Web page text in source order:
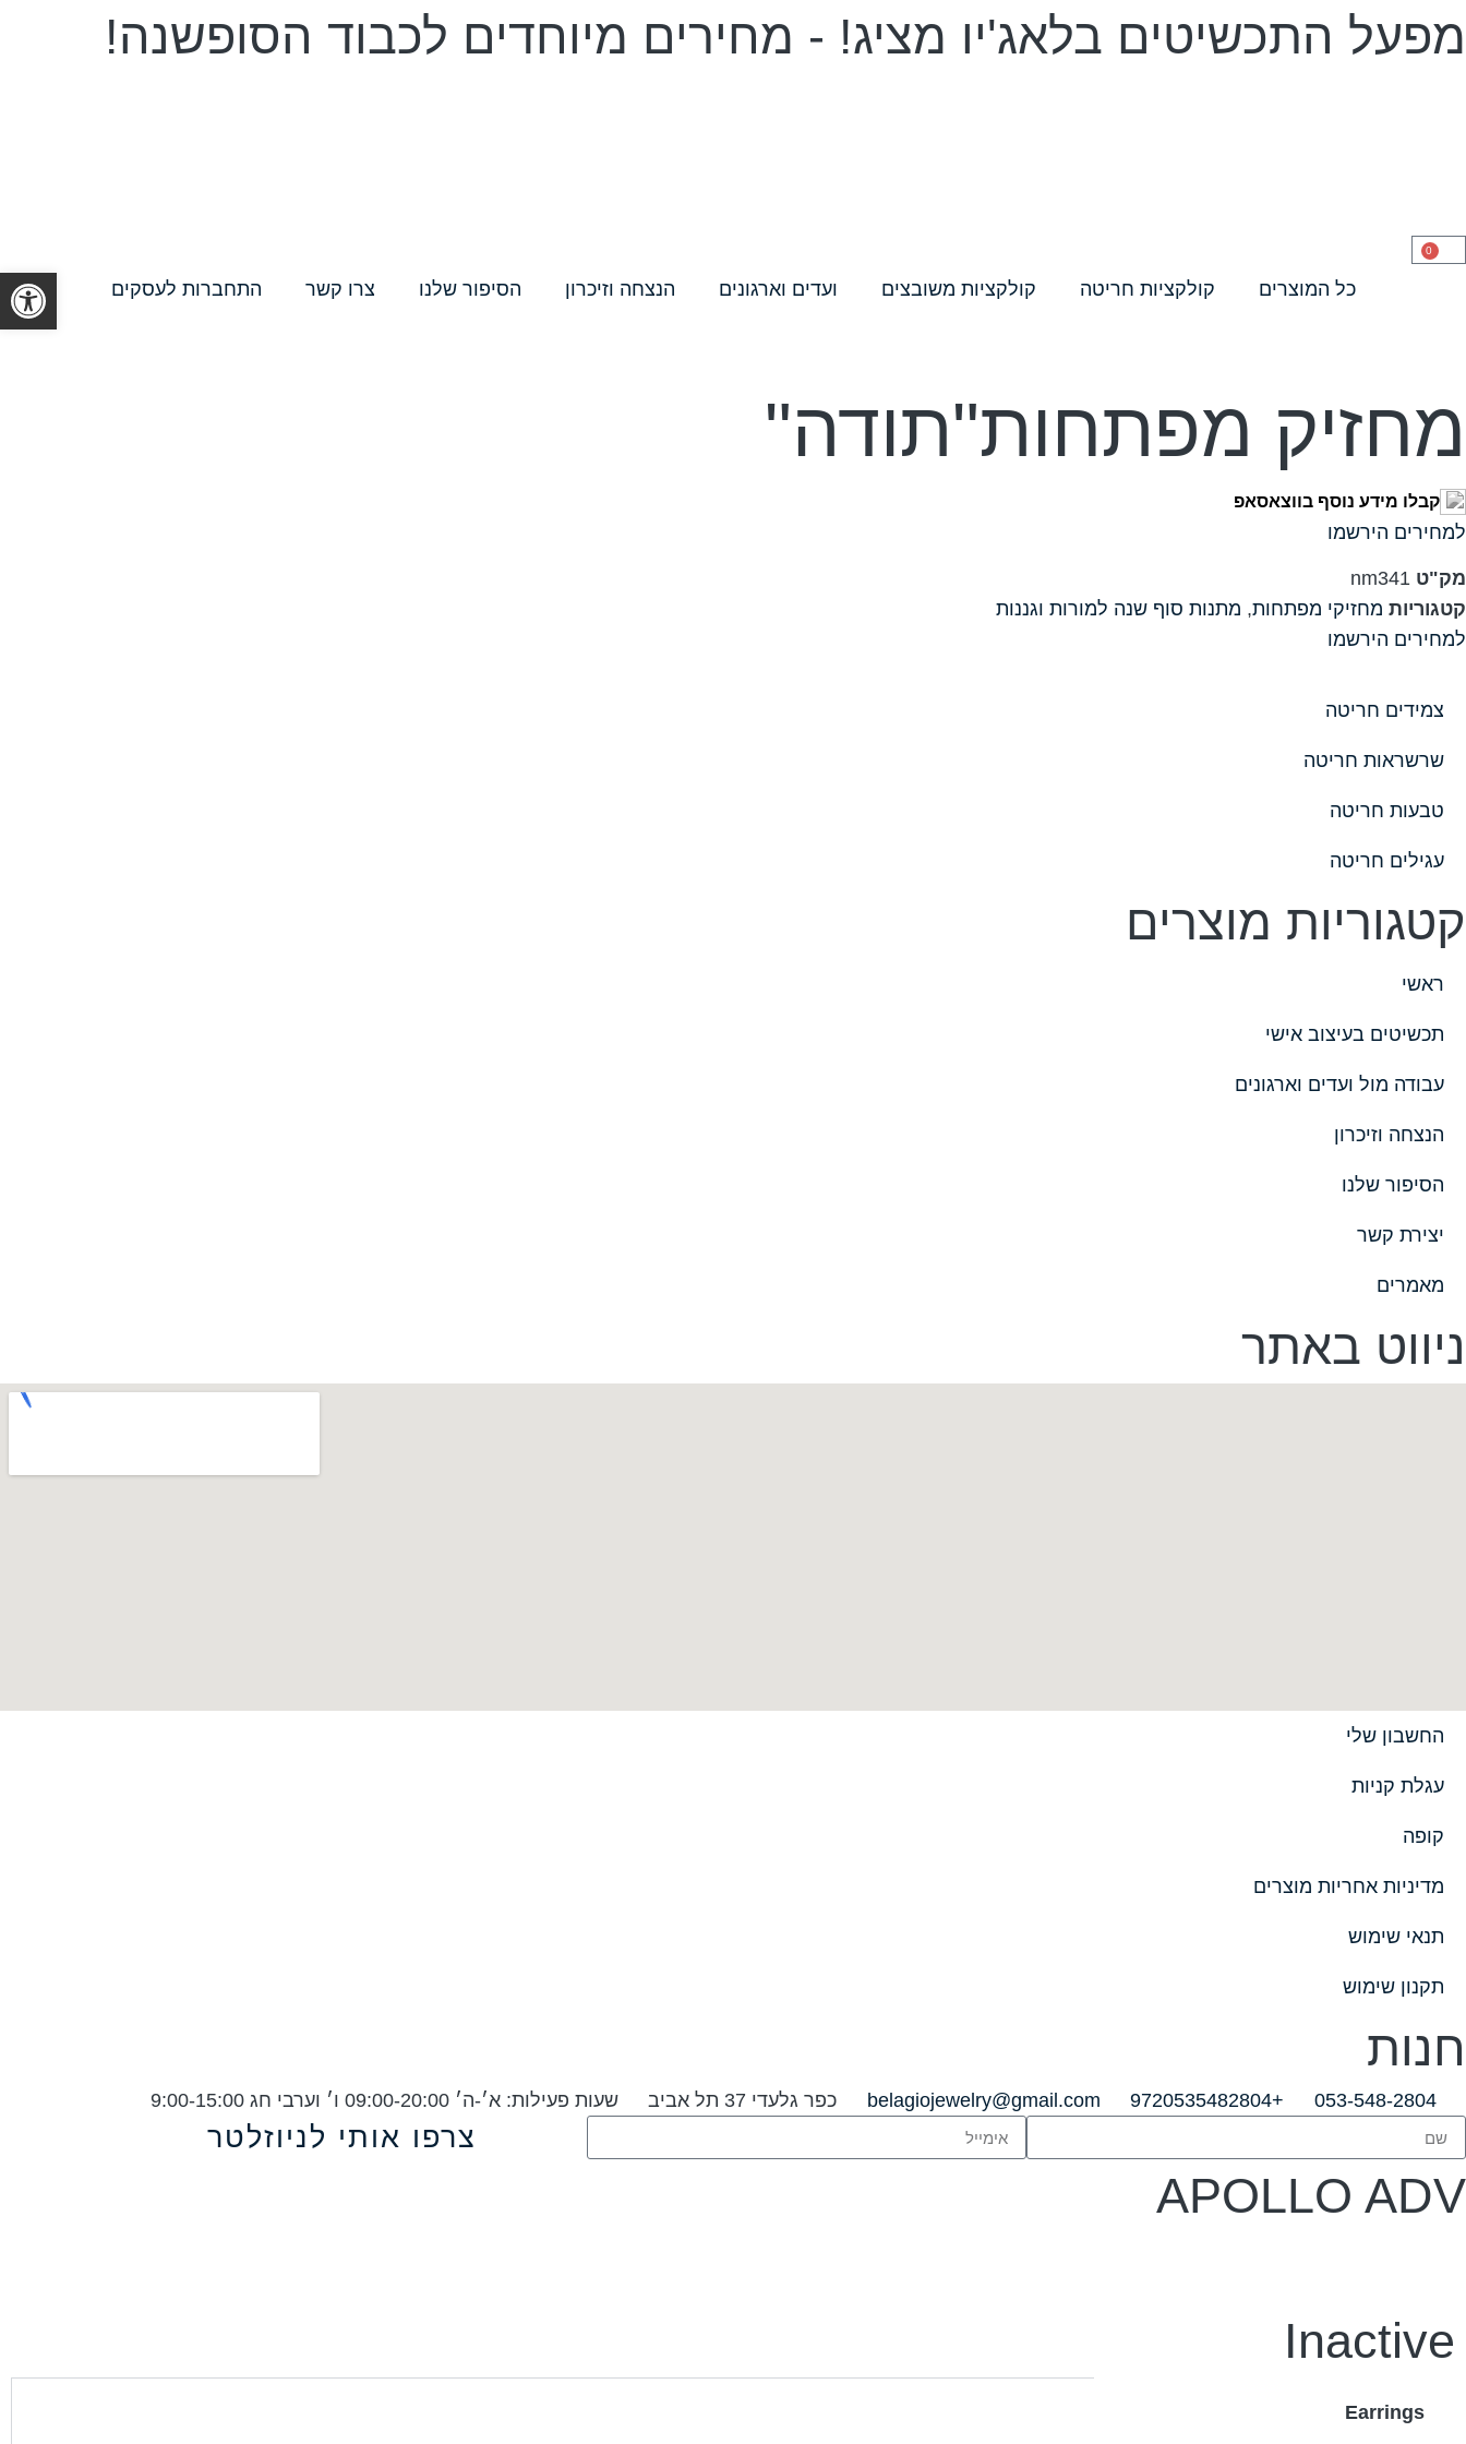
מפעל התכשיטים בלאג'יו מציג! - מחירים מיוחדים לכבוד הסופשנה!
0
כל המוצרים קולקציות חריטה קולקציות משובצים ועדים וארגונים הנצחה וזיכרון הסיפור שלנו צרו קשר התחברות לעסקים
מחזיק מפתחות"תודה"
קבלו מידע נוסף בווצאסאפ
למחירים הירשמו
מק"ט nm341
קטגוריות מחזיקי מפתחות, מתנות סוף שנה למורות וגננות
למחירים הירשמו
צמידים חריטה
שרשראות חריטה
טבעות חריטה
עגילים חריטה
קטגוריות מוצרים
ראשי
תכשיטים בעיצוב אישי
עבודה מול ועדים וארגונים
הנצחה וזיכרון
הסיפור שלנו
יצירת קשר
מאמרים
ניווט באתר
החשבון שלי
עגלת קניות
קופה
מדיניות אחריות מוצרים
תנאי שימוש
תקנון שימוש
חנות
053-548-2804
+9720535482804
belagiojewelry@gmail.com כפר גלעדי 37 תל אביב שעות פעילות: א׳-ה׳ 09:00-20:00 ו׳ וערבי חג 9:00-15:00
צרפו אותי לניוזלטר
APOLLO ADV
Inactive
Earrings
פתח